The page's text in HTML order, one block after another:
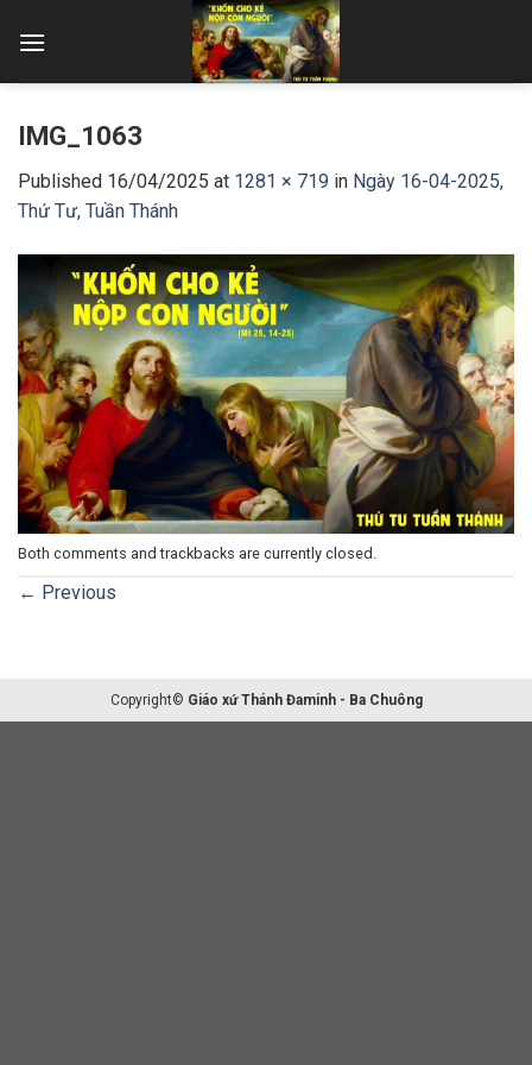
IMG_1063
Published 16/04/2025 at 1281 × 719 in Ngày 16-04-2025,
Thứ Tư, Tuần Thánh
Both comments and trackbacks are currently closed.
← Previous
Copyright© Giáo xứ Thánh Đaminh - Ba Chuông